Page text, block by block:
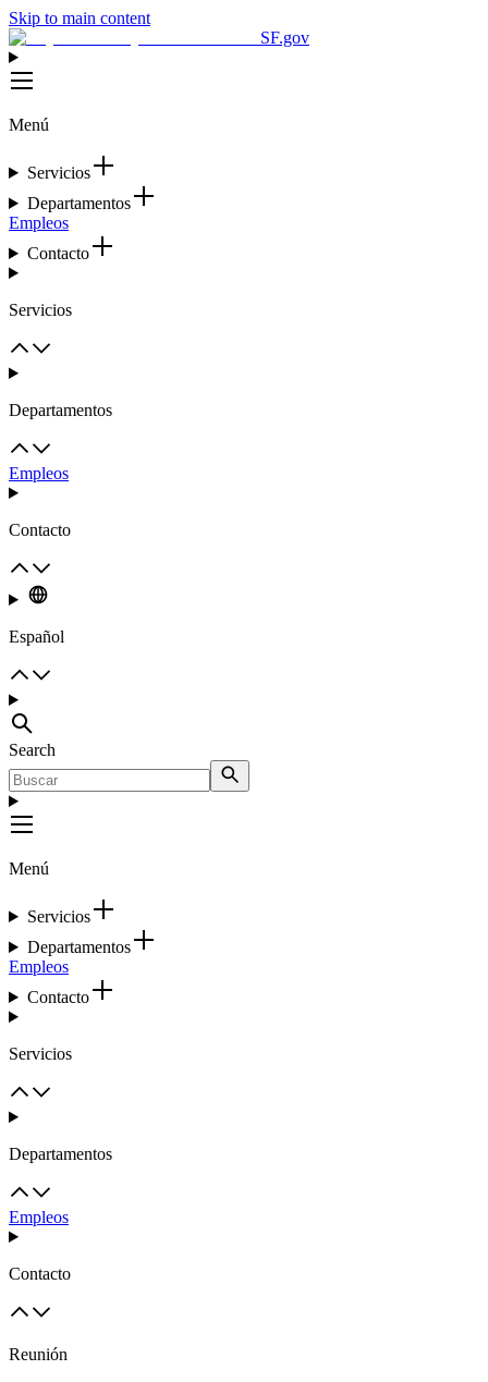
Skip to main content
SF.gov
Menú
Servicios
Departamentos
Empleos
Contacto
Servicios
Departamentos
Empleos
Contacto
Español
Search
Menú
Servicios
Departamentos
Empleos
Contacto
Servicios
Departamentos
Empleos
Contacto
Reunión